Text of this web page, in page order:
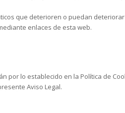
que deterioren o puedan
enlaces de esta web.
por lo establecido en la Política de
Aviso Legal.